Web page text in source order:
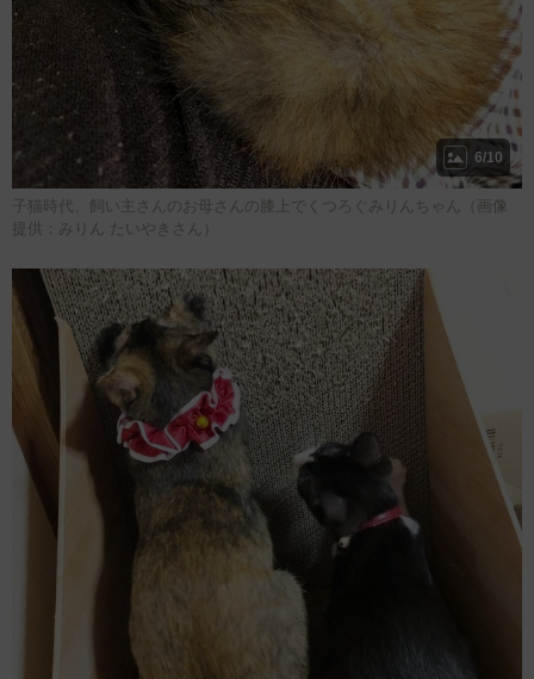
6/10
子猫時代、飼い主さんのお母さんの膝上でくつろぐみりんちゃん（画像
提供：みりん たいやきさん）